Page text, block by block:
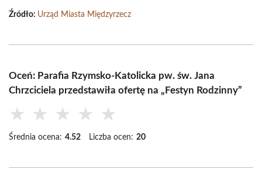
Źródło: Urząd Miasta Międzyrzecz
Oceń: Parafia Rzymsko-Katolicka pw. św. Jana
Chrzciciela przedstawiła ofertę na „Festyn Rodzinny”
★ ★ ★ ★ ★
Średnia ocena: 4.52 Liczba ocen: 20